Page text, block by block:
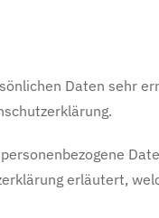
Daten sehr
erläutert,